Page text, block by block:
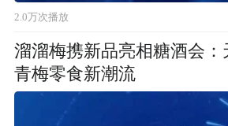
2.0万次播放
溜溜梅携新品亮相糖酒会：
青梅零食新潮流